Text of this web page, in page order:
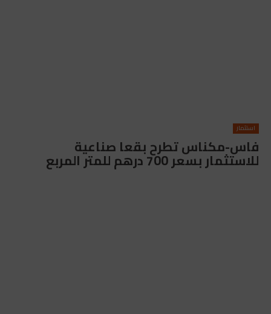
استثمار
فاس-مكناس تطرح بقعا صناعية
للاستثمار بسعر 700 درهم للمتر المربع